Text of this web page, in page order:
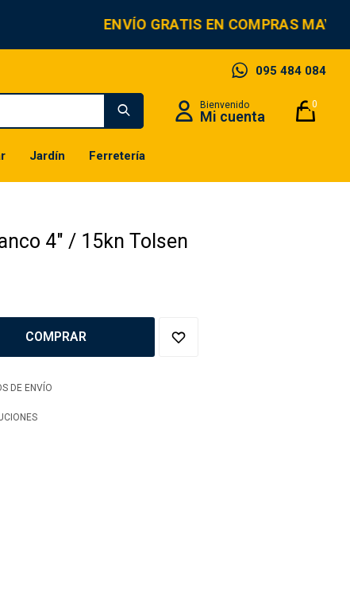
ENVÍO GRATIS EN COMPRAS
Jardín Ferretería
0
095 484 084
4" / 15kn Tolsen
COMPRAR
DE ENVÍO